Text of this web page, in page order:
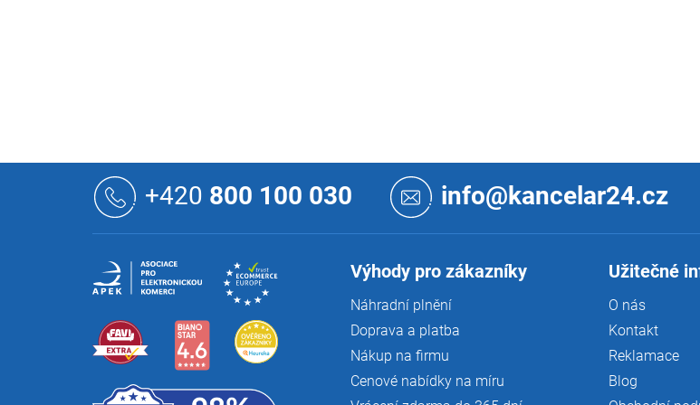
+420 800 100 030 info@kancelar24.cz
Výhody pro zákazníky
Náhradní plnění
Doprava a platba
Nákup na firmu
Cenové nabídky na míru
Užitečné
O nás
Kontakt
Reklamace
Blog